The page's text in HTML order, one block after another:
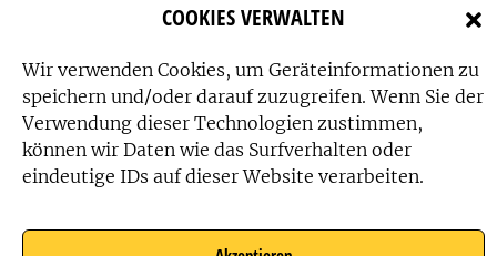
COOKIES VERWALTEN
Wir verwenden Cookies, um Geräteinformationen zu
speichern und/oder darauf zuzugreifen. Wenn Sie der
Verwendung dieser Technologien zustimmen,
können wir Daten wie das Surfverhalten oder
eindeutige IDs auf dieser Website verarbeiten.
Das Friedensbüro wird gefördert von: